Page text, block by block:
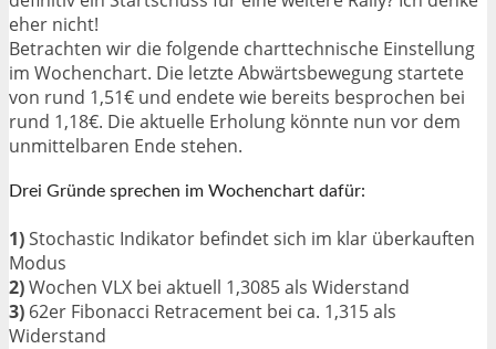
eher nicht!
Betrachten wir die folgende charttechnische Einstellung
im Wochenchart. Die letzte Abwärtsbewegung startete
von rund 1,51€ und endete wie bereits besprochen bei
rund 1,18€. Die aktuelle Erholung könnte nun vor dem
unmittelbaren Ende stehen.
Drei Gründe sprechen im Wochenchart dafür:
1)Stochastic Indikator befindet sich im klar überkauften
Modus
2)Wochen VLX bei aktuell 1,3085 als Widerstand
3) 62er Fibonacci Retracement bei ca. 1,315 als
Widerstand